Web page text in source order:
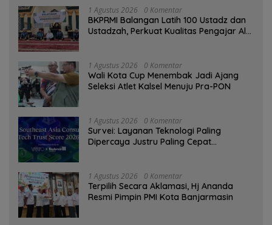
1 Agustus 2026 0 Komentar
BKPRMI Balangan Latih 100 Ustadz dan
Ustadzah, Perkuat Kualitas Pengajar Al-
1 Agustus 2026 0 Komentar
Wali Kota Cup Menembak Jadi Ajang
Seleksi Atlet Kalsel Menuju Pra-PON
1 Agustus 2026 0 Komentar
Survei: Layanan Teknologi Paling
Dipercaya Justru Paling Cepat
1 Agustus 2026 0 Komentar
‎Terpilih Secara Aklamasi, Hj Ananda
Resmi Pimpin PMI Kota Banjarmasin